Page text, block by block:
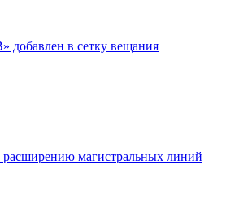
добавлен в сетку вещания
расширению магистральных линий